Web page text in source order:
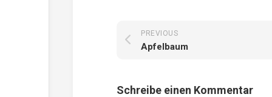
PREVIOUS
Apfelbaum
Schreibe einen Kommentar